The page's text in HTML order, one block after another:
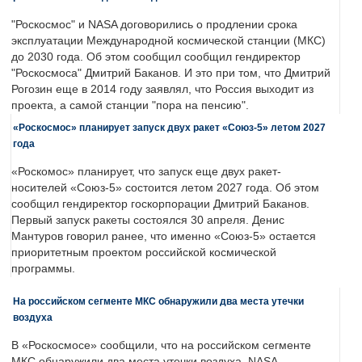
"Роскосмос" и NASA договорились о продлении срока
эксплуатации Международной космической станции (МКС)
до 2030 года. Об этом сообщил сообщил гендиректор
"Роскосмоса" Дмитрий Баканов. И это при том, что Дмитрий
Рогозин еще в 2014 году заявлял, что Россия выходит из
проекта, а самой станции "пора на пенсию".
«Роскосмос» планирует запуск двух ракет «Союз-5» летом 2027
года
«Роскомос» планирует, что запуск еще двух ракет-
носителей «Союз-5» состоится летом 2027 года. Об этом
сообщил гендиректор госкорпорации Дмитрий Баканов.
Первый запуск ракеты состоялся 30 апреля. Денис
Мантуров говорил ранее, что именно «Союз-5» остается
приоритетным проектом российской космической
программы.
На российском сегменте МКС обнаружили два места утечки
воздуха
В «Роскосмосе» сообщили, что на российском сегменте